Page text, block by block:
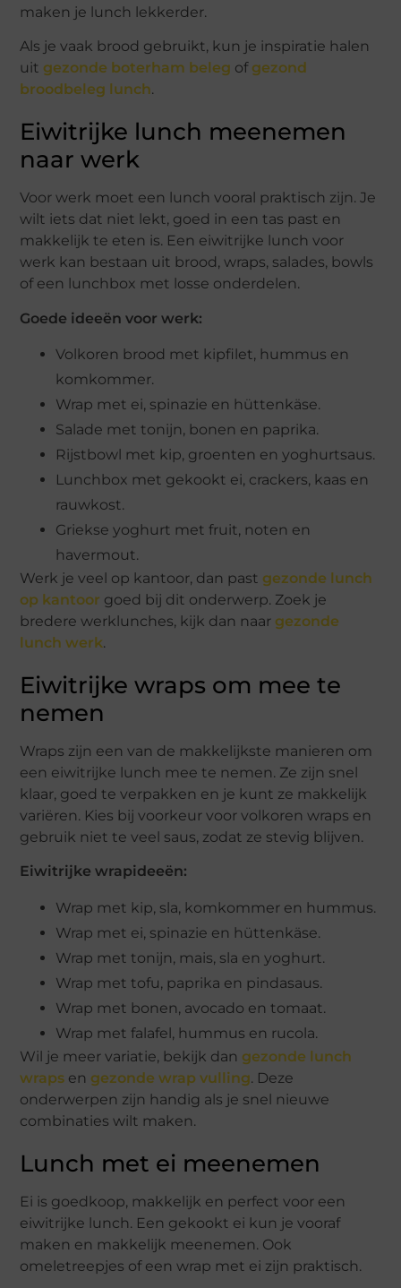
maken je lunch lekkerder.
Als je vaak brood gebruikt, kun je inspiratie halen
uit gezonde boterham beleg of gezond
broodbeleg lunch.
Eiwitrijke lunch meenemen
naar werk
Voor werk moet een lunch vooral praktisch zijn. Je
wilt iets dat niet lekt, goed in een tas past en
makkelijk te eten is. Een eiwitrijke lunch voor
werk kan bestaan uit brood, wraps, salades, bowls
of een lunchbox met losse onderdelen.
Goede ideeën voor werk:
Volkoren brood met kipfilet, hummus en
komkommer.
Wrap met ei, spinazie en hüttenkäse.
Salade met tonijn, bonen en paprika.
Rijstbowl met kip, groenten en yoghurtsaus.
Lunchbox met gekookt ei, crackers, kaas en
rauwkost.
Griekse yoghurt met fruit, noten en
havermout.
Werk je veel op kantoor, dan past gezonde lunch
op kantoor goed bij dit onderwerp. Zoek je
bredere werklunches, kijk dan naar gezonde
lunch werk.
Eiwitrijke wraps om mee te
nemen
Wraps zijn een van de makkelijkste manieren om
een eiwitrijke lunch mee te nemen. Ze zijn snel
klaar, goed te verpakken en je kunt ze makkelijk
variëren. Kies bij voorkeur voor volkoren wraps en
gebruik niet te veel saus, zodat ze stevig blijven.
Eiwitrijke wrapideeën:
Wrap met kip, sla, komkommer en hummus.
Wrap met ei, spinazie en hüttenkäse.
Wrap met tonijn, mais, sla en yoghurt.
Wrap met tofu, paprika en pindasaus.
Wrap met bonen, avocado en tomaat.
Wrap met falafel, hummus en rucola.
Wil je meer variatie, bekijk dan gezonde lunch
wraps en gezonde wrap vulling. Deze
onderwerpen zijn handig als je snel nieuwe
combinaties wilt maken.
Lunch met ei meenemen
Ei is goedkoop, makkelijk en perfect voor een
eiwitrijke lunch. Een gekookt ei kun je vooraf
maken en makkelijk meenemen. Ook
omeletreepjes of een wrap met ei zijn praktisch.